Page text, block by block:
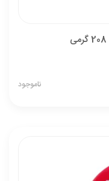
ناموجود